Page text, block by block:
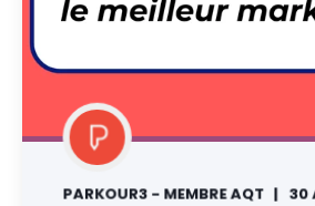
PARKOUR3 - MEMBRE AQT 30